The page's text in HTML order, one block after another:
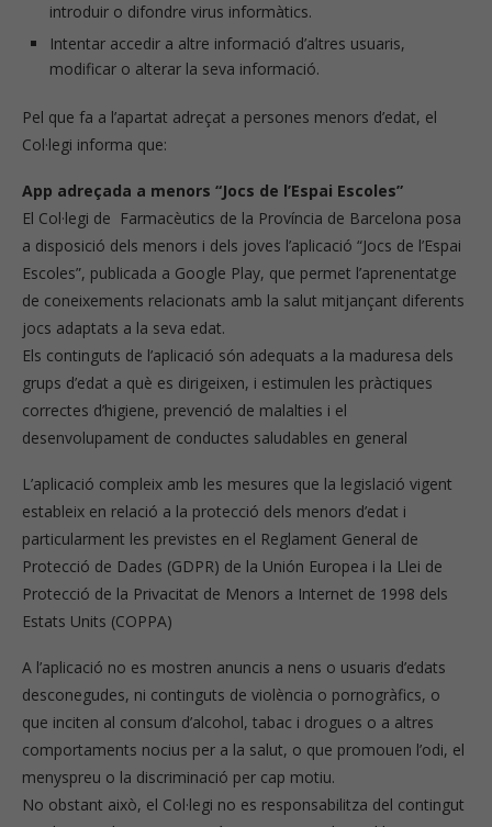
introduir o difondre virus informàtics.
Intentar accedir a altre informació d’altres usuaris,
modificar o alterar la seva informació.
Pel que fa a l’apartat adreçat a persones menors d’edat, el
Col·legi informa que:
App adreçada a menors “Jocs de l’Espai Escoles”
El Col·legi de Farmacèutics de la Província de Barcelona posa
a disposició dels menors i dels joves l’aplicació “Jocs de l’Espai
Escoles”, publicada a Google Play, que permet l’aprenentatge
de coneixements relacionats amb la salut mitjançant diferents
jocs adaptats a la seva edat.
Els continguts de l’aplicació són adequats a la maduresa dels
grups d’edat a què es dirigeixen, i estimulen les pràctiques
correctes d’higiene, prevenció de malalties i el
desenvolupament de conductes saludables en general
L’aplicació compleix amb les mesures que la legislació vigent
estableix en relació a la protecció dels menors d’edat i
particularment les previstes en el Reglament General de
Protecció de Dades (GDPR) de la Unión Europea i la Llei de
Protecció de la Privacitat de Menors a Internet de 1998 dels
Estats Units (COPPA)
A l’aplicació no es mostren anuncis a nens o usuaris d’edats
desconegudes, ni continguts de violència o pornogràfics, o
que inciten al consum d’alcohol, tabac i drogues o a altres
comportaments nocius per a la salut, o que promouen l’odi, el
menyspreu o la discriminació per cap motiu.
No obstant això, el Col·legi no es responsabilitza del contingut